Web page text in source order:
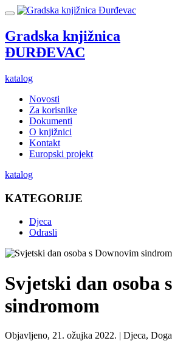
Gradska knjižnica
ĐURĐEVAC
katalog
Novosti
Za korisnike
Dokumenti
O knjižnici
Kontakt
Europski projekt
katalog
KATEGORIJE
Djeca
Odrasli
Svjetski dan osoba
sindromom
Objavljeno, 21. ožujka 2022. | Djeca,